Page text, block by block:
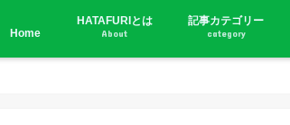
Home
HATAFURIとは
About
記事カテゴリー
category